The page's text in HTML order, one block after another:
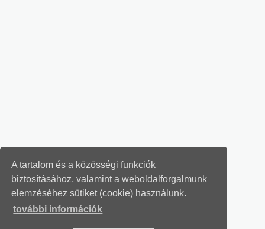
A tartalom és a közösségi funkciók
biztosításához, valamint a weboldalforgalmunk
elemzéséhez sütiket (cookie) használunk.
további információk